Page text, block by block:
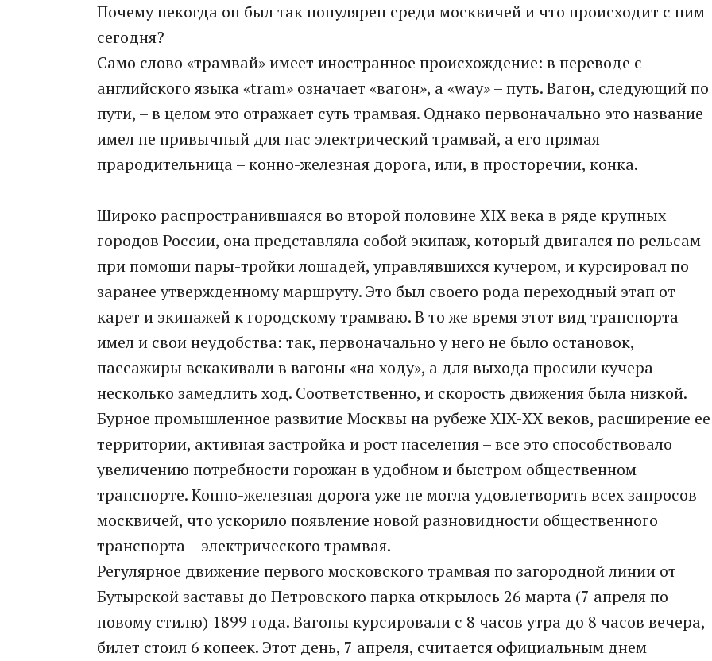
Почему некогда он был так популярен среди москвичей и что происходит с ним
сегодня?
Само слово «трамвай» имеет иностранное происхождение: в переводе с
английского языка «tram» означает «вагон», а «way» – путь. Вагон, следующий по
пути, – в целом это отражает суть трамвая. Однако первоначально это название
имел не привычный для нас электрический трамвай, а его прямая
прародительница – конно-железная дорога, или, в просторечии, конка.
Широко распространившаяся во второй половине XIX века в ряде крупных
городов России, она представляла собой экипаж, который двигался по рельсам
при помощи пары-тройки лошадей, управлявшихся кучером, и курсировал по
заранее утвержденному маршруту. Это был своего рода переходный этап от
карет и экипажей к городскому трамваю. В то же время этот вид транспорта
имел и свои неудобства: так, первоначально у него не было остановок,
пассажиры вскакивали в вагоны «на ходу», а для выхода просили кучера
несколько замедлить ход. Соответственно, и скорость движения была низкой.
Бурное промышленное развитие Москвы на рубеже XIX-ХХ веков, расширение ее
территории, активная застройка и рост населения – все это способствовало
увеличению потребности горожан в удобном и быстром общественном
транспорте. Конно-железная дорога уже не могла удовлетворить всех запросов
москвичей, что ускорило появление новой разновидности общественного
транспорта – электрического трамвая.
Регулярное движение первого московского трамвая по загородной линии от
Бутырской заставы до Петровского парка открылось 26 марта (7 апреля по
новому стилю) 1899 года. Вагоны курсировали с 8 часов утра до 8 часов вечера,
билет стоил 6 копеек. Этот день, 7 апреля, считается официальным днем